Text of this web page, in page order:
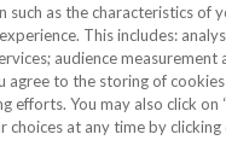
Bli medlem
Logg inn medlem
such as the characteristics
This includes:
audience
agree to the storing of
efforts. You may also click
choices at any time by clicking